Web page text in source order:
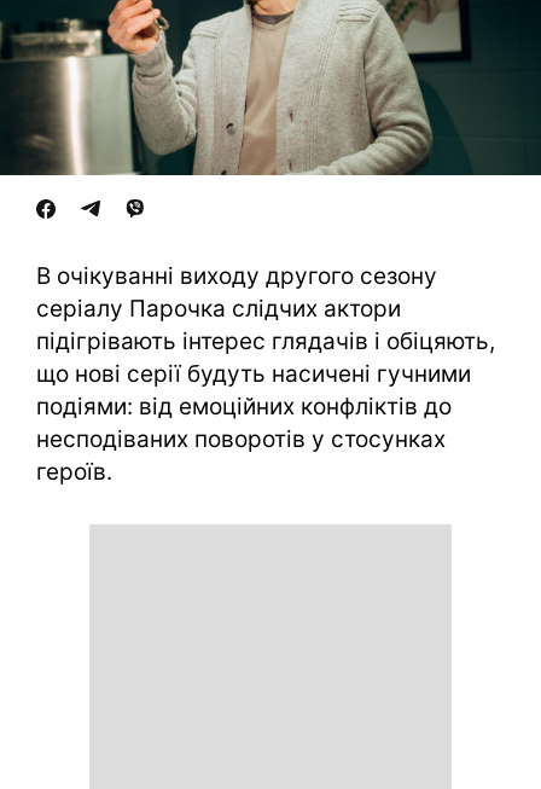
В очікуванні виходу другого сезону
серіалу Парочка слідчих актори
підігрівають інтерес глядачів і обіцяють,
що нові серії будуть насичені гучними
подіями: від емоційних конфліктів до
несподіваних поворотів у стосунках
героїв.